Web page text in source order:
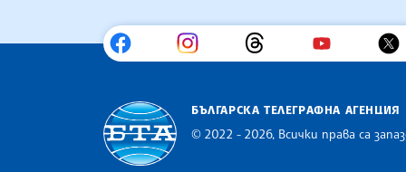
БЪЛГАРСКА ТЕЛЕГРАФНА АГЕНЦИЯ
© 2022 - 2026, Всички права са